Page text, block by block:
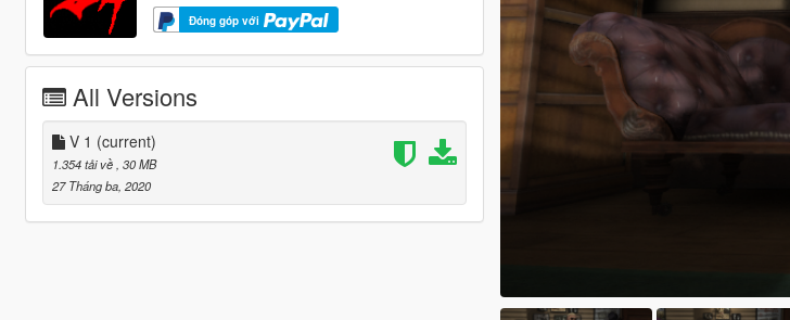
Đóng góp với
All Versions
V 1 (current)
1.354 tải về , 30 MB
27 Tháng ba, 2020